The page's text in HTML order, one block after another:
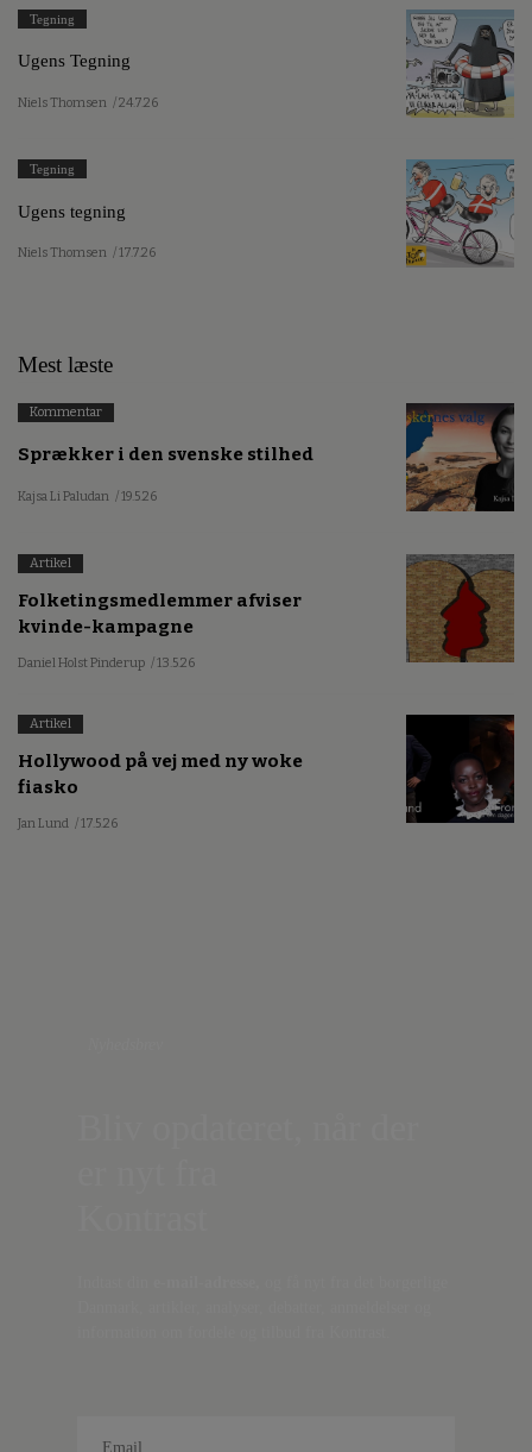
Tegning
Ugens Tegning
Niels Thomsen / 24.7.26
Tegning
Ugens tegning
Niels Thomsen / 17.7.26
Mest læste
Kommentar
Sprækker i den svenske stilhed
Kajsa Li Paludan / 19.5.26
Artikel
Folketingsmedlemmer afviser
kvinde-kampagne
Daniel Holst Pinderup / 13.5.26
Artikel
Hollywood på vej med ny woke
fiasko
Jan Lund / 17.5.26